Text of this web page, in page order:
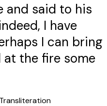
and said to his
I have
I can bring
the fire some